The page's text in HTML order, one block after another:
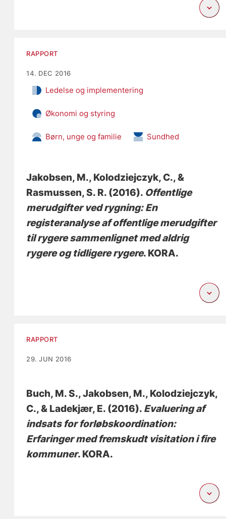
RAPPORT
14. DEC 2016
Ledelse og implementering
Økonomi og styring
Børn, unge og familie Sundhed
Jakobsen, M., Kolodziejczyk, C., &
Rasmussen, S. R. (2016). Offentlige
merudgifter ved rygning: En
registeranalyse af offentlige merudgifter
til rygere sammenlignet med aldrig
rygere og tidligere rygere. KORA.
RAPPORT
29. JUN 2016
Buch, M. S., Jakobsen, M., Kolodziejczyk,
C., & Ladekjær, E. (2016). Evaluering af
indsats for forløbskoordination:
Erfaringer med fremskudt visitation i fire
kommuner. KORA.